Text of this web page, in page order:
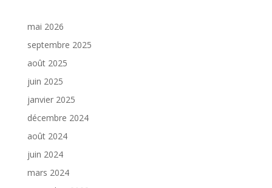
mai 2026
septembre 2025
août 2025
juin 2025
janvier 2025
décembre 2024
août 2024
juin 2024
mars 2024